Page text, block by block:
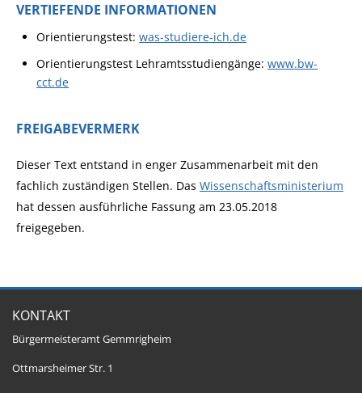
VERTIEFENDE INFORMATIONEN
Orientierungstest:was-studiere-ich.de
Orientierungstest Lehramtsstudiengänge:www.bw-
cct.de
FREIGABEVERMERK
Dieser Text entstand in enger Zusammenarbeit mit den
fachlich zuständigen Stellen. Das Wissenschaftsministerium
hat dessen ausführliche Fassung am 23.05.2018
freigegeben.
KONTAKT
Bürgermeisteramt Gemmrigheim
Ottmarsheimer Str. 1